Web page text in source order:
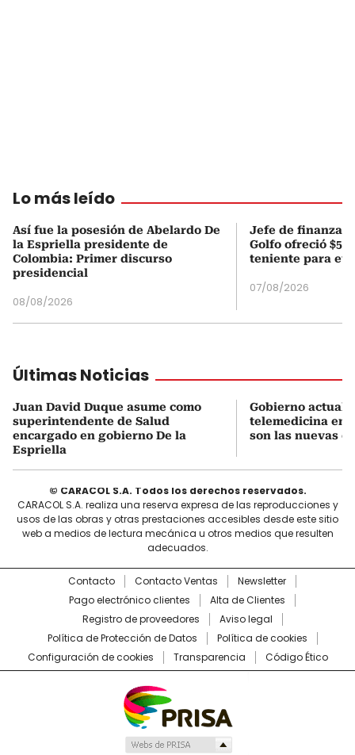
Lo más leído
Así fue la posesión de Abelardo De
la Espriella presidente de
Colombia: Primer discurso
presidencial
08/08/2026
Jefe de finanzas
Golfo ofreció
teniente para
07/08/2026
Últimas Noticias
Juan David Duque asume como
superintendente de Salud
encargado en gobierno De la
Espriella
Gobierno
telemedicina en
son las nuevas
© CARACOL S.A. Todos los derechos reservados.
CARACOL S.A. realiza una reserva expresa de las reproducciones y
usos de las obras y otras prestaciones accesibles desde este sitio
web a medios de lectura mecánica u otros medios que resulten
adecuados.
Contacto Contacto Ventas
Newsletter
Pago electrónico clientes
Alta de Clientes
Registro de proveedores
Aviso legal
Política de Protección de Datos
Política de cookies
Configuración de cookies
Transparencia Código Ético